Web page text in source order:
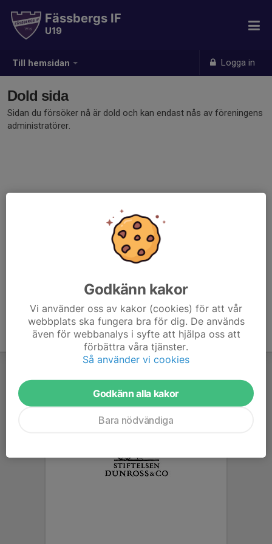
Till hemsidan Logga in
Fässbergs IF
U19
Dold sida
Sidan du försöker nå är dold och kan endast nås av föreningens
administratörer.
Godkänn kakor
Vi använder oss av kakor (cookies) för att vår
webbplats ska fungera bra för dig. De används
även för webbanalys i syfte att hjälpa oss att
förbättra våra tjänster.
Så använder vi cookies
Godkänn alla kakor
Bara nödvändiga